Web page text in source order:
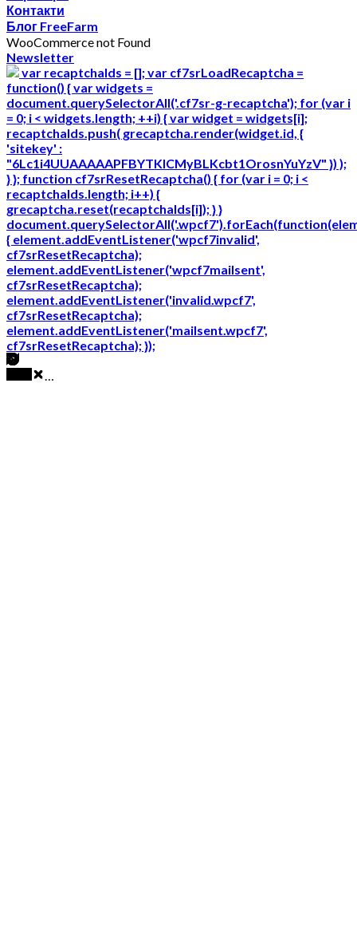
Контакти
Блог FreeFarm
WooCommerce not Found
Newsletter
var recaptchaIds = []; var cf7srLoadRecaptcha =
function() { var widgets =
document.querySelectorAll('.cf7sr-g-recaptcha'); for (var i
= 0; i < widgets.length; ++i) { var widget = widgets[i];
recaptchaIds.push( grecaptcha.render(widget.id, {
'sitekey' :
"6Lc1i4UUAAAAAPFBYTKICMyBLKcbt1OrosnYuYzV" }) );
} }; function cf7srResetRecaptcha() { for (var i = 0; i <
recaptchaIds.length; i++) {
grecaptcha.reset(recaptchaIds[i]); } }
{ element.addEventListener('wpcf7invalid',
cf7srResetRecaptcha);
element.addEventListener('wpcf7mailsent',
cf7srResetRecaptcha);
element.addEventListener('invalid.wpcf7',
cf7srResetRecaptcha);
element.addEventListener('mailsent.wpcf7',
cf7srResetRecaptcha); });
…